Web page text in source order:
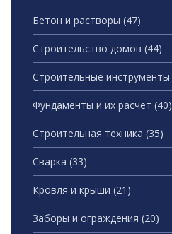
Бетон и растворы (47)
Строительство домов (44)
Строительные инструменты
Фундаменты и их расчет (40)
Строительная техника (35)
Сварка (33)
Кровля и крыши (21)
Заборы и ограждения (20)